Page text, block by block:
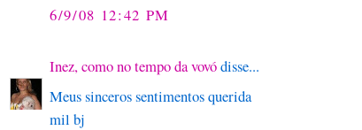
6/9/08 12:42 PM
Inez, como no tempo da vovódisse...
Meus sinceros sentimentos querida
mil bj